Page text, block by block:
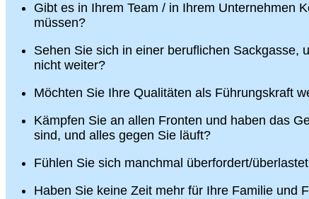
Gibt es in Ihrem Team / in Ihrem Unternehmen
müssen?
Sehen Sie sich in einer beruflichen Sackgasse,
nicht weiter?
Möchten Sie Ihre Qualitäten als Führungskraft
Kämpfen Sie an allen Fronten und haben das
sind, und alles gegen Sie läuft?
Fühlen Sie sich manchmal überfordert/
Haben Sie keine Zeit mehr für Ihre Familie und